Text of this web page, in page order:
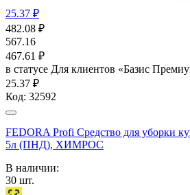
25.37 ₽
482.08 ₽
567.16
467.61 ₽
в статусе Для клиентов «Базис
25.37 ₽
Код: 32592
FEDORA Profi Средство для уборки
5л (ПНД), ХИМРОС
В наличии:
30 шт.